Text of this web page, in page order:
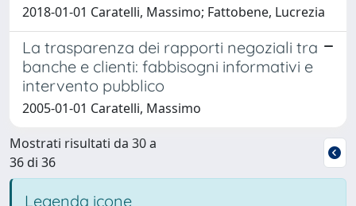
2018-01-01 Caratelli, Massimo; Fattobene, Lucrezia
La trasparenza dei rapporti negoziali tra
banche e clienti: fabbisogni informativi e
intervento pubblico
2005-01-01 Caratelli, Massimo
Mostrati risultati da 30 a
36 di 36
Legenda icone